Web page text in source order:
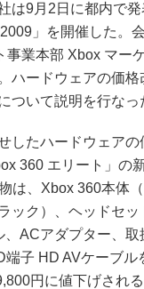
9月2日に都内で発
」を開催した。会
事業本部 Xbox マー
ハードウェアの価格
ついて説明を行なっ
したハードウェアの
360 エリート」の
は、Xbox 360本体
ック）、ヘッドセ
ACアダプター、取
端子 HD AVケーブ
円に値下げされ